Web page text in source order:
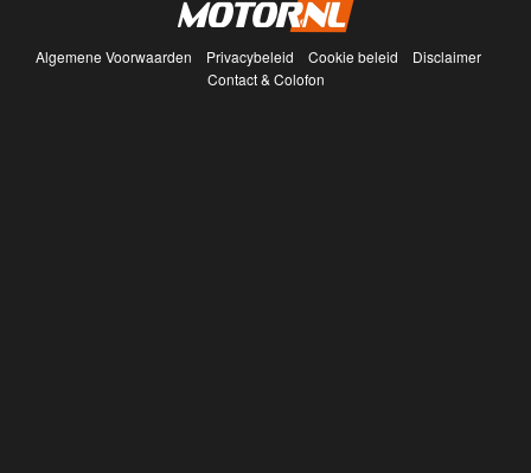
Algemene Voorwaarden Privacybeleid Cookie beleid
Disclaimer
Contact & Colofon